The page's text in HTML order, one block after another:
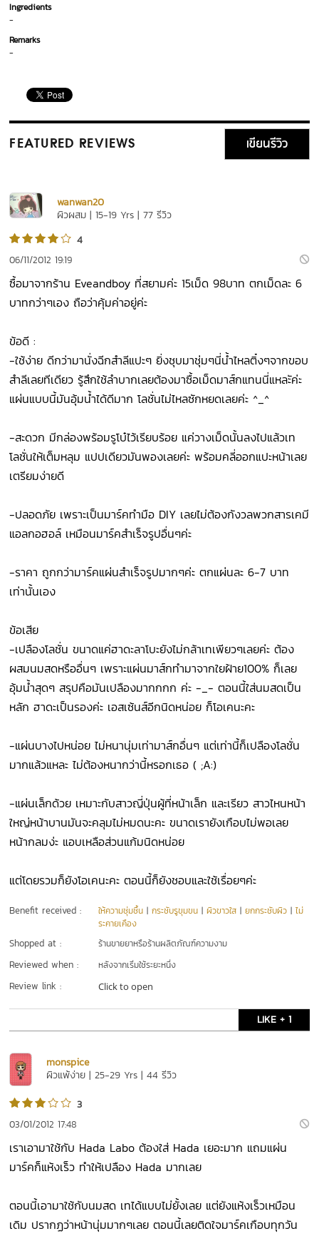
Ingredients
-
Remarks
-
FEATURED REVIEWS เขียนรีวิว
wanwan20
ผิวผสม | 15-19 Yrs | 77 รีวิว
4
06/11/2012 19:19
ซื้อมาจากร้าน Eveandboy ที่สยามค่ะ 15เม็ด 98บาท ตกเม็ดละ 6
บาทกว่าๆเอง ถือว่าคุ้มค่าอยู่ค่ะ
ข้อดี :
-ใช้ง่าย ดีกว่ามานั่งฉีกสำลีแปะๆ ยิ่งชุบมาชุ่มๆนี่น้ำไหลติ๋งๆจากขอบ
สำลีเลยทีเดียว รู้สึกใช้ลำบากเลยต้องมาซื้อเม็ดมาส์กแทนนี่แหละัค่ะ
แผ่นแบบนี้มันอุ้มน้ำได้ดีมาก โลชั่นไม่ไหลซักหยดเลยค่ะ ^_^
-สะดวก มีกล่องพร้อมรูโบ๋ไว้เรียบร้อย แค่วางเม็ดนั้นลงไปแล้วเท
โลชั่นให้เต็มหลุม แปปเดียวมันพองเลยค่ะ พร้อมคลี่ออกแปะหน้าเลย
เตรียมง่ายดี
-ปลอดภัย เพราะเป็นมาร์คทำมือ DIY เลยไม่ต้องกังวลพวกสารเคมี
แอลกอฮอล์ เหมือนมาร์คสำเร็จรูปอื่นๆค่ะ
-ราคา ถูกกว่ามาร์คแผ่นสำเร็จรูปมากๆค่ะ ตกแผ่นละ 6-7 บาท
เท่านั้นเอง
ข้อเสีย
-เปลืองโลชั่น ขนาดแค่ฮาดะลาโบะยังไม่กล้าเทเพียวๆเลยค่ะ ต้อง
ผสมนมสดหรืออื่นๆ เพราะแผ่นมาส์กทำมาจากใยฝ้าย100% ก็เลย
อุ้มน้ำสุดๆ สรุปคือมันเปลืองมากกกก ค่ะ -_- ตอนนี้ใส่นมสดเป็น
หลัก ฮาดะเป็นรองค่ะ เอสเซ้นส์อีกนิดหน่อย ก็โอเคนะคะ
-แผ่นบางไปหน่อย ไม่หนานุ่มเท่ามาส์กอื่นๆ แต่เท่านี้ก็เปลืองโลชั่น
มากแล้วแหละ ไม่ต้องหนากว่านี้หรอกเธอ ( ;A:)
-แผ่นเล็กด้วย เหมาะกับสาวญี่ปุ่นผู้ที่หน้าเล็ก และเรียว สาวไหนหน้า
ใหญ่หน้าบานมันจะคลุมไม่หมดนะคะ ขนาดเรายังเกือบไม่พอเลย
หน้ากลมง่ะ แอบเหลือส่วนแก้มนิดหน่อย
แต่โดยรวมก็ยังโอเคนะคะ ตอนนี้ก็ยังชอบและใช้เรื่อยๆค่ะ
Benefit received : ให้ความชุ่มชื้น |กระชับรูขุมขน |ผิวขาวใส |ยกกระชับผิว |ไม่
ระคายเคือง
Shopped at : ร้านขายยาหรือร้านผลิตภัณฑ์ความงาม
Reviewed when : หลังจากเริ่มใช้ระยะหนึ่ง
Review link : Click to open
LIKE + 1
monspice
ผิวแพ้ง่าย | 25-29 Yrs | 44 รีวิว
3
03/01/2012 17:48
เราเอามาใช้กับ Hada Labo ต้องใส่ Hada เยอะมาก แถมแผ่น
มาร์คก็แห้งเร็ว ทำให้เปลือง Hada มากเลย
ตอนนี้เอามาใช้กับนมสด เทได้แบบไม่ยั้งเลย แต่ยังแห้งเร็วเหมือน
เดิม ปรากฏว่าหน้านุ่มมากๆเลย ตอนนี้เลยติดใจมาร์คเกือบทุกวัน